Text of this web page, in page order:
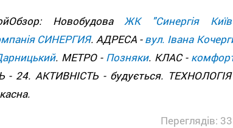
НовобудоваЖК "Синергія
СИНЕРГИЯ. АДРЕСА -вул. Івана
. МЕТРО - Позняки. КЛАС -
- 24. АКТИВНІСТЬ - будується.
Переглядів: